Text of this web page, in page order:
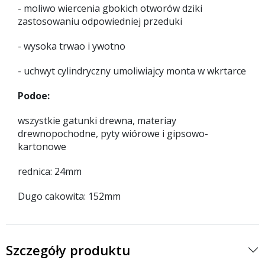
- moliwo wiercenia gbokich otworów dziki
zastosowaniu odpowiedniej przeduki
- wysoka trwao i ywotno
- uchwyt cylindryczny umoliwiajcy monta w wkrtarce
Podoe:
wszystkie gatunki drewna, materiay
drewnopochodne, pyty wiórowe i gipsowo-
kartonowe
rednica: 24mm
Dugo cakowita: 152mm
Szczegóły produktu